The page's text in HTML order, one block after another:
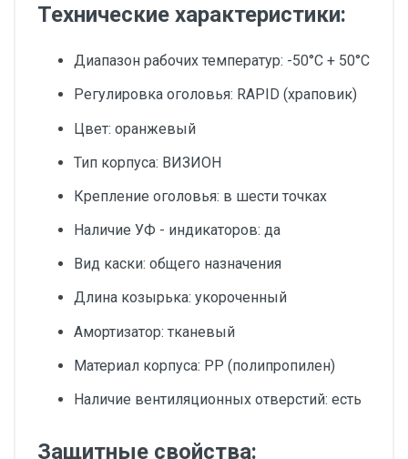
Технические характеристики:
Диапазон рабочих температур: -50°C + 50°C
Регулировка оголовья: RAPID (храповик)
Цвет: оранжевый
Тип корпуса: ВИЗИОН
Крепление оголовья: в шести точках
Наличие УФ - индикаторов: да
Вид каски: общего назначения
Длина козырька: укороченный
Амортизатор: тканевый
Материал корпуса: PP (полипропилен)
Наличие вентиляционных отверстий: есть
Защитные свойства: